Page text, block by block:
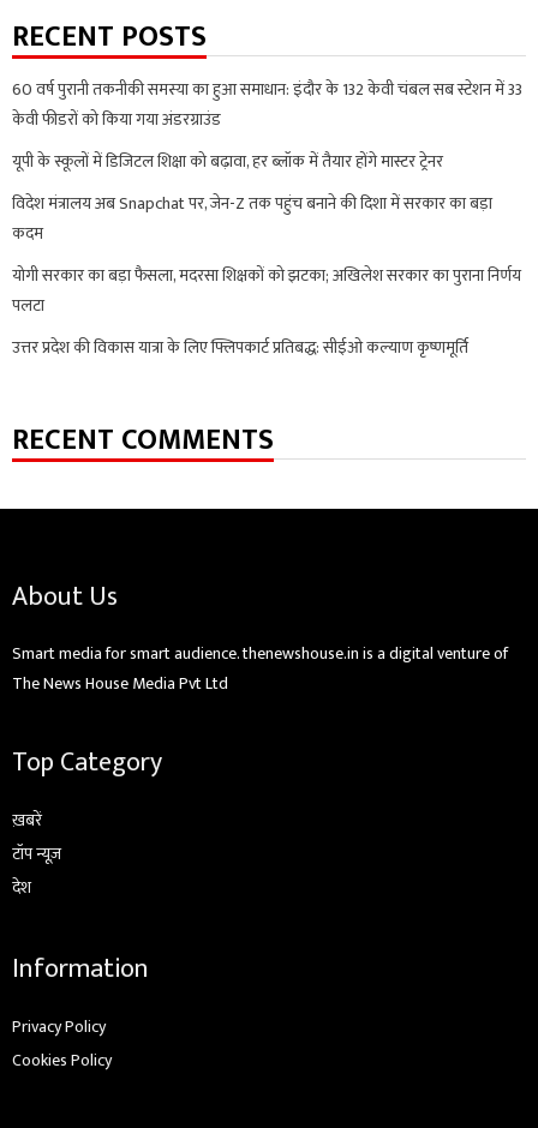
RECENT POSTS
60 वर्ष पुरानी तकनीकी समस्या का हुआ समाधान: इंदौर के 132 केवी चंबल सब स्टेशन में 33
केवी फीडरों को किया गया अंडरग्राउंड
यूपी के स्कूलों में डिजिटल शिक्षा को बढ़ावा, हर ब्लॉक में तैयार होंगे मास्टर ट्रेनर
विदेश मंत्रालय अब Snapchat पर, जेन-Z तक पहुंच बनाने की दिशा में सरकार का बड़ा
कदम
योगी सरकार का बड़ा फैसला, मदरसा शिक्षकों को झटका; अखिलेश सरकार का पुराना निर्णय
पलटा
उत्तर प्रदेश की विकास यात्रा के लिए फ्लिपकार्ट प्रतिबद्ध: सीईओ कल्याण कृष्णमूर्ति
RECENT COMMENTS
About Us
Smart media for smart audience. thenewshouse.in is a digital venture of
The News House Media Pvt Ltd
Top Category
ख़बरें
टॉप न्यूज़
देश
Information
Privacy Policy
Cookies Policy